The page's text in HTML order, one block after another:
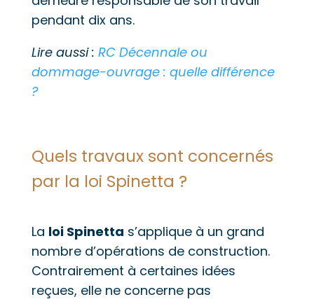
pendant dix ans.
Lire aussi : RC Décennale ou
dommage-ouvrage : quelle différence
?
Quels travaux sont concernés
par la loi Spinetta ?
La loi Spinetta s’applique à un grand
nombre d’opérations de construction.
Contrairement à certaines idées
reçues, elle ne concerne pas